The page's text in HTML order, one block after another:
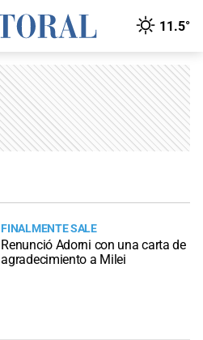
11.5°
FINALMENTE SALE
Renunció Adorni con una carta de
agradecimiento a Milei